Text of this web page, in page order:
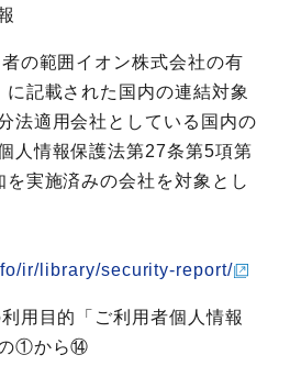
の範囲イオン株式会社の有
記載された国内の連結対象
法適用会社としている国内の
人情報保護法第27条第5項第
実施済みの会社を対象とし
ir/library/security-report/
用目的「ご利用者個人情報
の①から⑭